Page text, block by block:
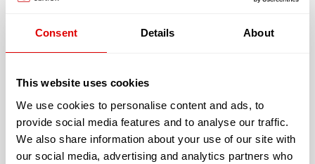
Consent Details About
This website uses cookies
We use cookies to personalise content and ads, to
provide social media features and to analyse our traffic.
We also share information about your use of our site with
our social media, advertising and analytics partners who
Cette résidence vous offre un logement dont les
95
Chambres doubles au nombre de 1